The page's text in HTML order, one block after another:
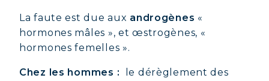
La faute est due aux androgènes «
hormones mâles », et œstrogènes, «
hormones femelles ».
Chez les hommes : le dérèglement des